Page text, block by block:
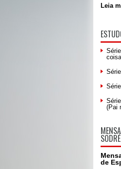
Leia
(Pai
SODRÉ
de